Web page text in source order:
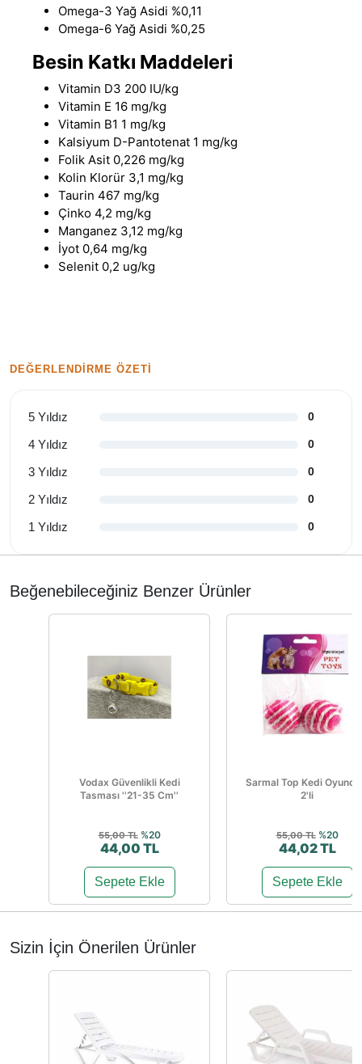
Omega-3 Yağ Asidi %0,11
Omega-6 Yağ Asidi %0,25
Besin Katkı Maddeleri
Vitamin D3 200 IU/kg
Vitamin E 16 mg/kg
Vitamin B1 1 mg/kg
Kalsiyum D-Pantotenat 1 mg/kg
Folik Asit 0,226 mg/kg
Kolin Klorür 3,1 mg/kg
Taurin 467 mg/kg
Çinko 4,2 mg/kg
Manganez 3,12 mg/kg
İyot 0,64 mg/kg
Selenit 0,2 ug/kg
DEĞERLENDIRME ÖZETI
5 Yıldız 0
4 Yıldız 0
3 Yıldız 0
2 Yıldız 0
1 Yıldız 0
Beğenebileceğiniz Benzer Ürünler
Vodax Güvenlikli Kedi
Tasması ''21-35 Cm''
55,00 TL %20
44,00 TL
Sepete Ekle
Sarmal Top Kedi
2'li
55,00 TL %20
44,02 TL
Sepete Ekle
Sizin İçin Önerilen Ürünler